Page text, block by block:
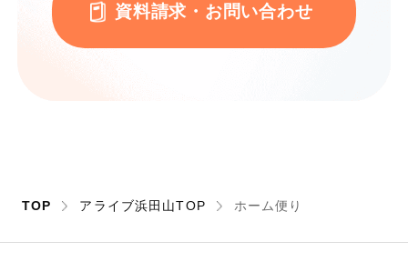
資料請求・お問い合わせ
TOP アライブ浜田山TOP ホーム便り